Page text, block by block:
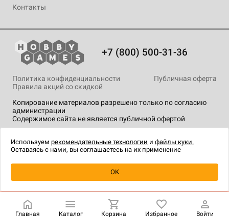
Уведомить о наличии
Контакты
+7 (800) 500-31-36
Копирование материалов разрешено только по согласию
администрации
Содержимое сайта не является публичной офертой
Политика конфиденциальности
Публичная оферта
Правила акций со скидкой
технологии.
Главная Каталог Корзина Избранное Войти
Используем рекомендательные технологии и файлы куки.
Оставаясь с нами, вы соглашаетесь на их применение
OK